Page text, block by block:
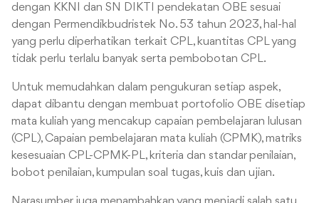
dengan KKNI dan SN DIKTI pendekatan OBE sesuai
dengan Permendikbudristek No. 53 tahun 2023, hal-hal
yang perlu diperhatikan terkait CPL, kuantitas CPL yang
tidak perlu terlalu banyak serta pembobotan CPL.
Untuk memudahkan dalam pengukuran setiap aspek,
dapat dibantu dengan membuat portofolio OBE disetiap
mata kuliah yang mencakup capaian pembelajaran lulusan
(CPL), Capaian pembelajaran mata kuliah (CPMK), matriks
kesesuaian CPL-CPMK-PL, kriteria dan standar penilaian,
bobot penilaian, kumpulan soal tugas, kuis dan ujian.